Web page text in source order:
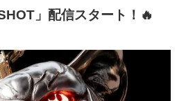
」配信スタート！🔥